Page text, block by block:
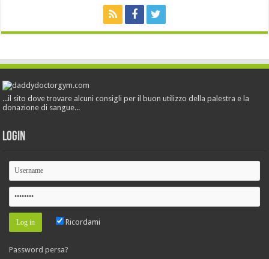
...il sito dove trovare alcuni consigli per il buon utilizzo della palestra e la
donazione di sangue...
Login
Ricordami
Password persa?